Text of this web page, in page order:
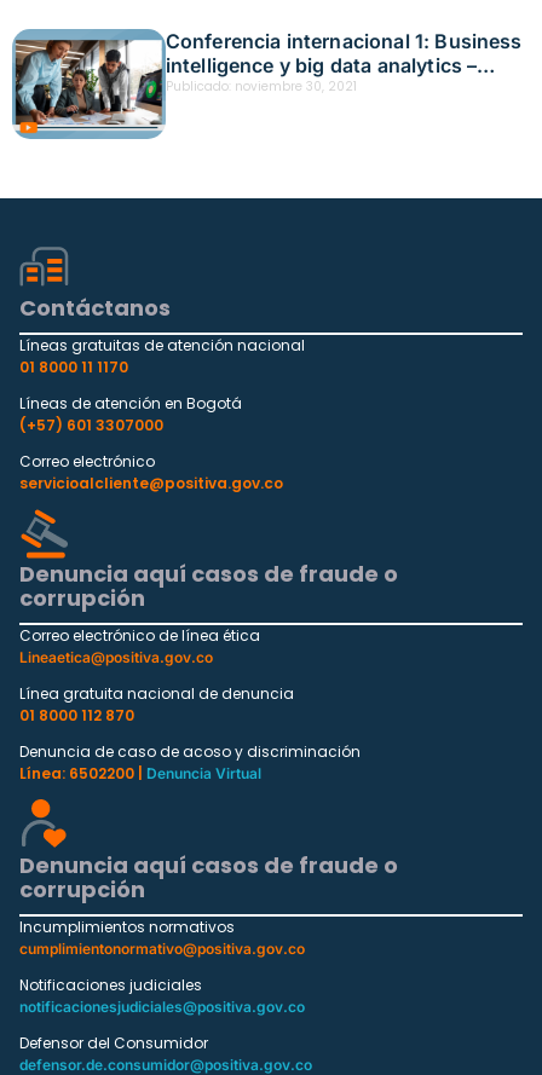
Conferencia internacional 1: Business
intelligence y big data analytics –
Inteligencia empresarial y análisis de
Publicado: noviembre 30, 2021
Contáctanos
Líneas gratuitas de atención nacional
01 8000 11 1170
Líneas de atención en Bogotá
(+57) 601 3307000
Correo electrónico
servicioalcliente@positiva.gov.co
Denuncia aquí casos de fraude o
corrupción
Correo electrónico de línea ética
Lineaetica@positiva.gov.co
Línea gratuita nacional de denuncia
01 8000 112 870
Denuncia de caso de acoso y discriminación
Línea: 6502200 |
Denuncia Virtual
Denuncia aquí casos de fraude o
corrupción
Incumplimientos normativos
cumplimientonormativo@positiva.gov.co
Notificaciones judiciales
notificacionesjudiciales@positiva.gov.co
Defensor del Consumidor
defensor.de.consumidor@positiva.gov.co